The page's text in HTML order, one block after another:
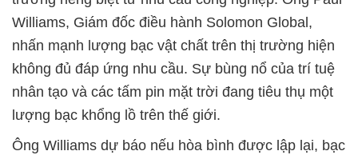
Williams, Giám đốc điều hành Solomon Global,
nhấn mạnh lượng bạc vật chất trên thị trường hiện
không đủ đáp ứng nhu cầu. Sự bùng nổ của trí tuệ
nhân tạo và các tấm pin mặt trời đang tiêu thụ một
lượng bạc khổng lồ trên thế giới.
Ông Williams dự báo nếu hòa bình được lập lại, bạc